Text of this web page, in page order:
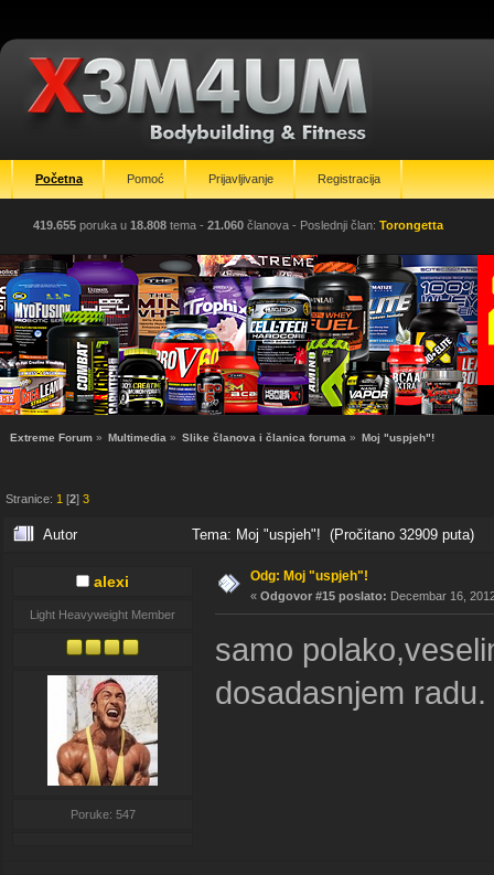
Početna Pomoć Prijavljivanje Registracija
419.655 poruka u 18.808 tema - 21.060 članova - Poslednji član: Torongetta
Extreme Forum » Multimedia » Slike članova i članica foruma » Moj "uspjeh"!
Stranice:1 [2]3
Autor Tema: Moj "uspjeh"! (Pročitano 32909 puta)
alexi
Light Heavyweight Member
Poruke: 547
Odg: Moj "uspjeh"!
« Odgovor #15 poslato: Decembar 16,
samo
dosadasnjem radu.